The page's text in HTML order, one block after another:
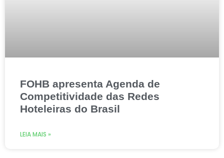
FOHB apresenta Agenda de
Competitividade das Redes
Hoteleiras do Brasil
LEIA MAIS »